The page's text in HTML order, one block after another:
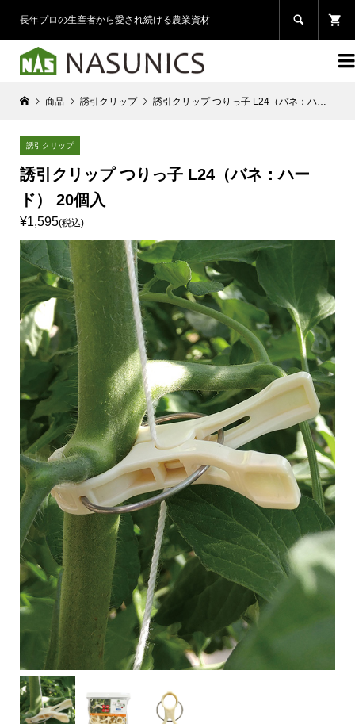
長年プロの生産者から愛され続ける農業資材 

商品 誘引クリップ 誘引クリップ つりっ子 L24（バネ：ハード） 20個入
誘引クリップ
誘引クリップ つりっ子 L24（バネ：ハー
ド） 20個入
¥1,595(税込)